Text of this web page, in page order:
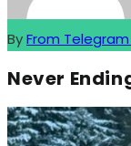
ByFrom
Never